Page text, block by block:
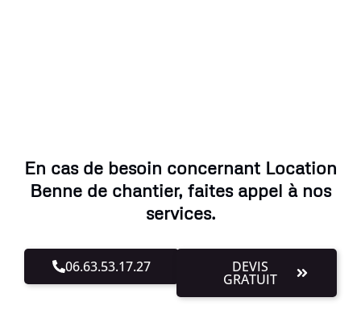
En cas de besoin concernant Location
Benne de chantier, faites appel à nos
services.
06.63.53.17.27 DEVIS
GRATUIT